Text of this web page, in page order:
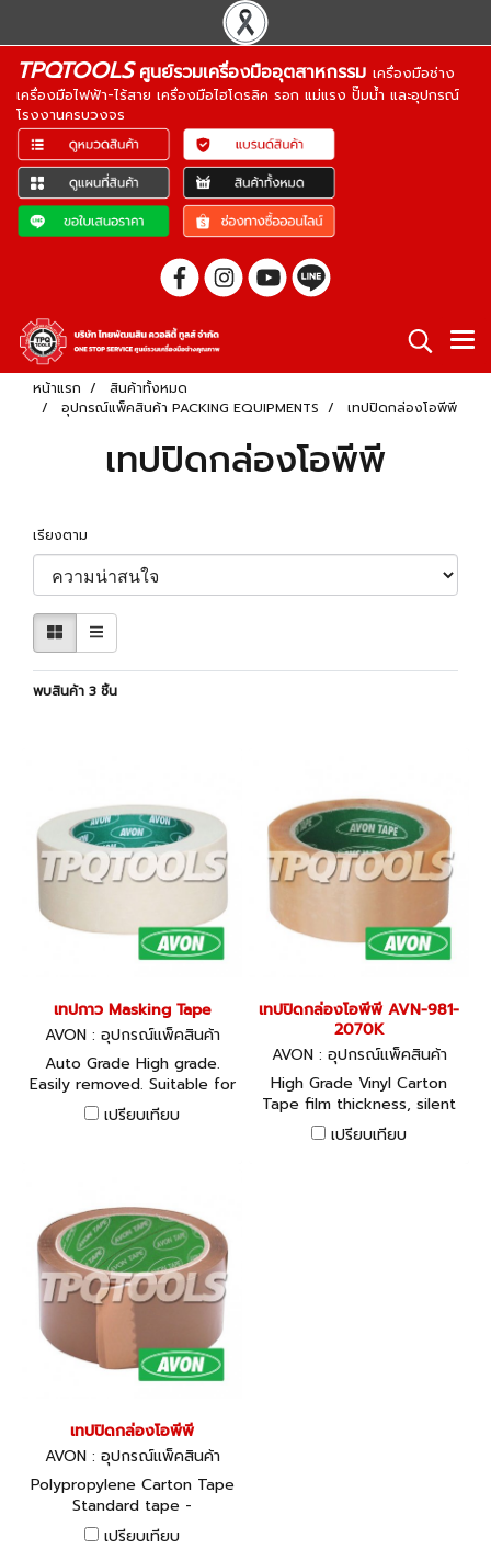
TPQTOOLSศูนย์รวมเครื่องมืออุตสาหกรรม เครื่องมือช่าง
เครื่องมือไฟฟ้า-ไร้สาย เครื่องมือไฮโดรลิค รอก แม่แรง ปั๊มน้ำ และอุปกรณ์
โรงงานครบวงจร
หน้าแรก
สินค้าทั้งหมด
อุปกรณ์แพ็คสินค้า PACKING EQUIPMENTS
เทปปิดกล่องโอพีพี
เทปปิดกล่องโอพีพี
เรียงตาม
พบสินค้า 3 ชิ้น
เทปกาว Masking Tape
AVON : อุปกรณ์แพ็คสินค้า
Auto Grade High grade.
Easily removed. Suitable for
spray or paint masking and
temperaturesup to
เปรียบเทียบ
เทปปิดกล่องโอพีพี AVN-981-
2070K
AVON : อุปกรณ์แพ็คสินค้า
High Grade Vinyl Carton
Tape film thickness, silent
and slow release.
เปรียบเทียบ
เทปปิดกล่องโอพีพี
AVON : อุปกรณ์แพ็คสินค้า
Polypropylene Carton Tape
Standard tape -
competitively priced,
widely used in all sorts of
เปรียบเทียบ